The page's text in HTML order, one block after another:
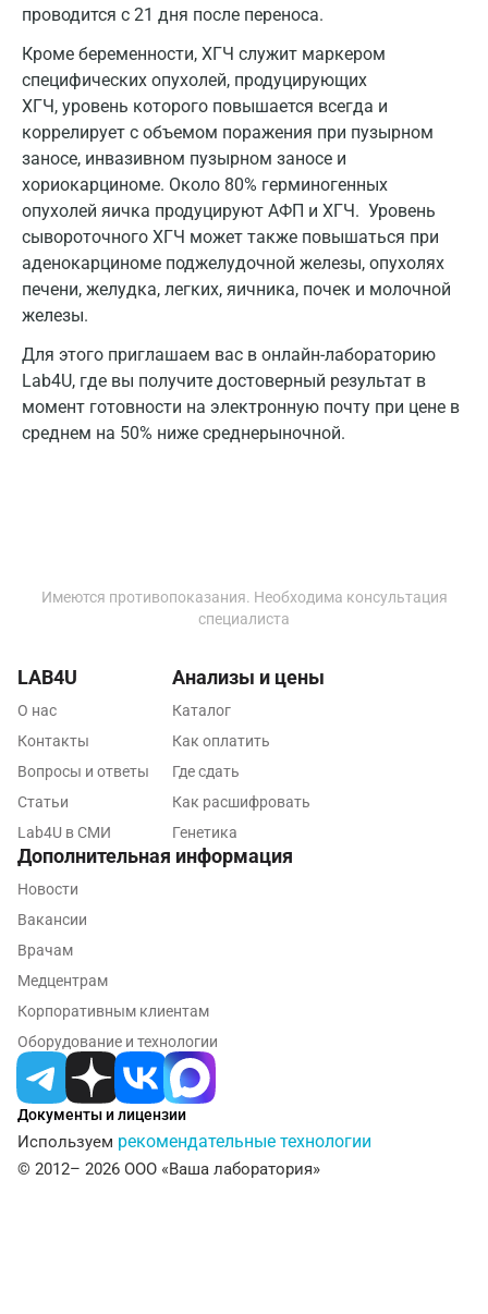
проводится с 21 дня после переноса.
Кроме беременности, ХГЧ служит маркером
специфических опухолей, продуцирующих
ХГЧ, уровень которого повышается всегда и
коррелирует с объемом поражения при пузырном
заносе, инвазивном пузырном заносе и
хориокарциноме. Около 80% герминогенных
опухолей яичка продуцируют АФП и ХГЧ. Уровень
сывороточного ХГЧ может также повышаться при
аденокарциноме поджелудочной железы, опухолях
печени, желудка, легких, яичника, почек и молочной
железы.
Для этого приглашаем вас в онлайн-лабораторию
Lab4U, где вы получите достоверный результат в
момент готовности на электронную почту при цене в
среднем на 50% ниже среднерыночной.
Ногинск
Обнинск
Одинцово
Омск
Орел
Орехово-Зуево
Павловский посад
Пенза
Пермь
Петрозаводск
Пушкино
Реутов
Ростов-на-Дону
Рязань
Сергиев Посад
Смоленск
Сочи
Ставрополь
Имеются противопоказания. Необходима консультация
специалиста
Документы и лицензии
Используем рекомендательные технологии
© 2012– 2026 ООО «Ваша лаборатория»
LAB4U
О нас
Контакты
Вопросы и ответы
Статьи
Lab4U в СМИ
Анализы и цены
Каталог
Как оплатить
Где сдать
Как расшифровать
Генетика
Дополнительная информация
Новости
Вакансии
Врачам
Медцентрам
Корпоративным клиентам
Оборудование и технологии